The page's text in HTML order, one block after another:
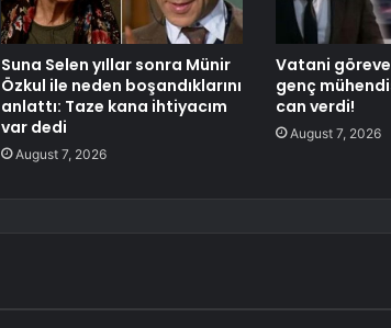
Suna Selen yıllar sonra Münir
Özkul ile neden boşandıklarını
anlattı: Taze kana ihtiyacım
var dedi
August 7, 2026
Vatani
genç
can verdi!
August 7, 2026